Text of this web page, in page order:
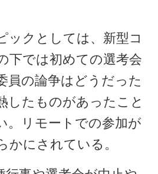
クとしては、新型コ
下では初めての選考会
員の論争はどうだった
したものがあったこと
。リモートでの参加が
かにされている。